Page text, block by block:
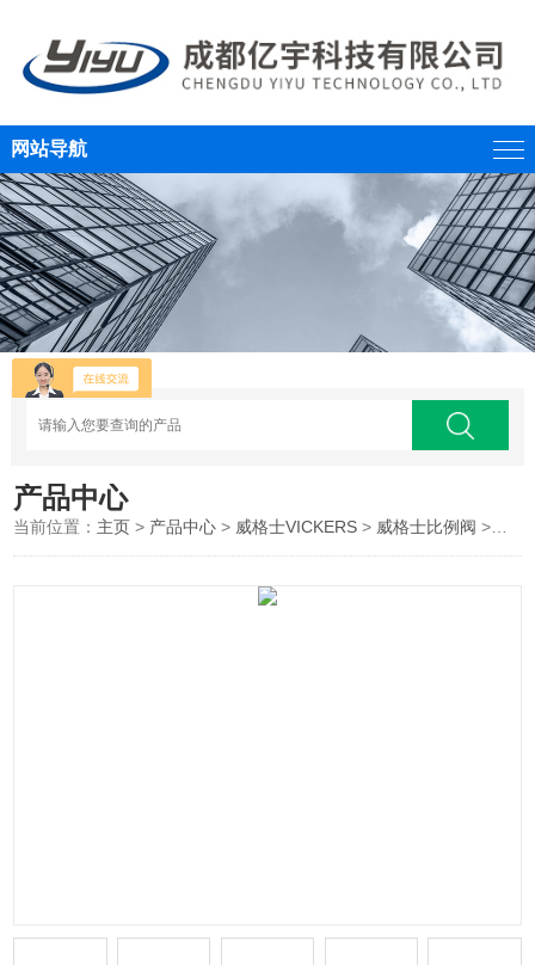
网站导航
产品中心
当前位置： 主页 > 产品中心 > 威格士VICKERS > 威格士比例阀 >伊顿威格士液压比例阀